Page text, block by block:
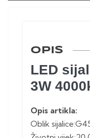
OPIS
LED
3W
Opis artikla:
Oblik